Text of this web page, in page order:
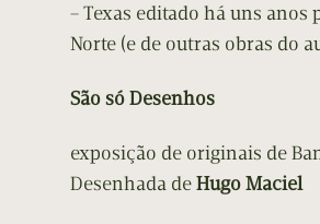
– Texas editado há uns anos
Norte (e de outras obras do
São só Desenhos
exposição de originais de
Desenhada deHugo Maciel